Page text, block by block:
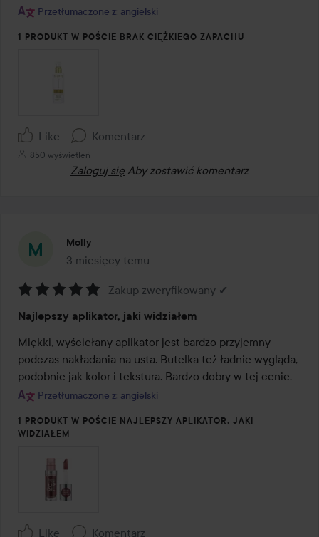
Przetłumaczone z: angielski
1 PRODUKT W POŚCIE BRAK CIĘŻKIEGO ZAPACHU
Like Komentarz
850 wyświetleń
Zaloguj się Aby zostawić komentarz
Molly
3 miesięcy temu
Post został utworzony 3 miesięcy temu
5
z
5
Zakup zweryfikowany ✔
Najlepszy aplikator, jaki widziałem
Miękki, wyściełany aplikator jest bardzo przyjemny
podczas nakładania na usta. Butelka też ładnie wygląda,
podobnie jak kolor i tekstura. Bardzo dobry w tej cenie.
Przetłumaczone z: angielski
1 PRODUKT W POŚCIE NAJLEPSZY APLIKATOR, JAKI
WIDZIAŁEM
Like Komentarz